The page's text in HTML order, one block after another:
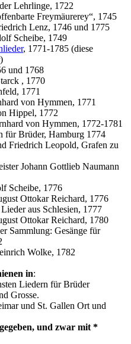
Lehrlinge, 1722
Freymäurerey“, 1745
Lenz, 1746 und 1775
Scheibe, 1749
, 1771-1785 (diese
und 1768
, 1770
1771
von Hymmen, 1771
Hippel, 1772
von Hymmen, 1772-1781
für Brüder, Hamburg 1774
Friedrich Leopold, Grafen zu
Johann Gottlieb Naumann
Scheibe, 1776
Ottokar Reichard, 1776
aus Schlesien, 1777
Ottokar Reichard, 1780
Sammlung: Gesänge für
Wolke, 1782
in:
Liedern für Brüder
Grosse.
und St. Gallen Ort und
und zwar mit *